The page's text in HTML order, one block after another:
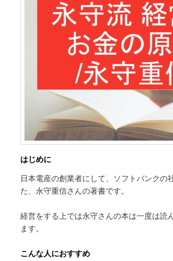
はじめに
日本電産の創業者にして、ソフトバンクの
た、永守重信さんの著書です。
経営をする上では永守さんの本は一度は読
ます。
こんな人におすすめ